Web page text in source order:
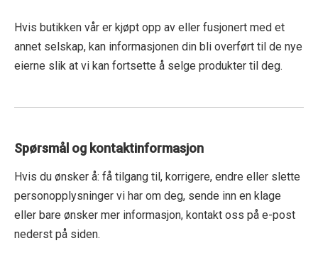
Hvis butikken vår er kjøpt opp av eller fusjonert med et
annet selskap, kan informasjonen din bli overført til de nye
eierne slik at vi kan fortsette å selge produkter til deg.
Spørsmål og kontaktinformasjon
Hvis du ønsker å: få tilgang til, korrigere, endre eller slette
personopplysninger vi har om deg, sende inn en klage
eller bare ønsker mer informasjon, kontakt oss på e-post
nederst på siden.